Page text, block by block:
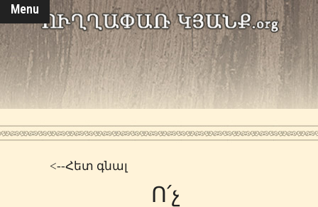
Menu
<--Հետ գնալ
Ո՛չ